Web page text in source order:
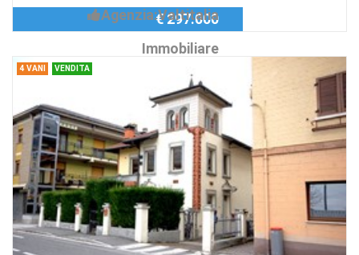
Agenzia:Valtitalia
Immobiliare
€ 297.000
4 VANI VENDITA